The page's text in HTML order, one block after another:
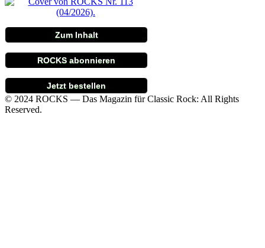
Zum Inhalt
ROCKS abonnieren
Jetzt bestellen
© 2024 ROCKS — Das Magazin für Classic Rock: All Rights
Reserved.